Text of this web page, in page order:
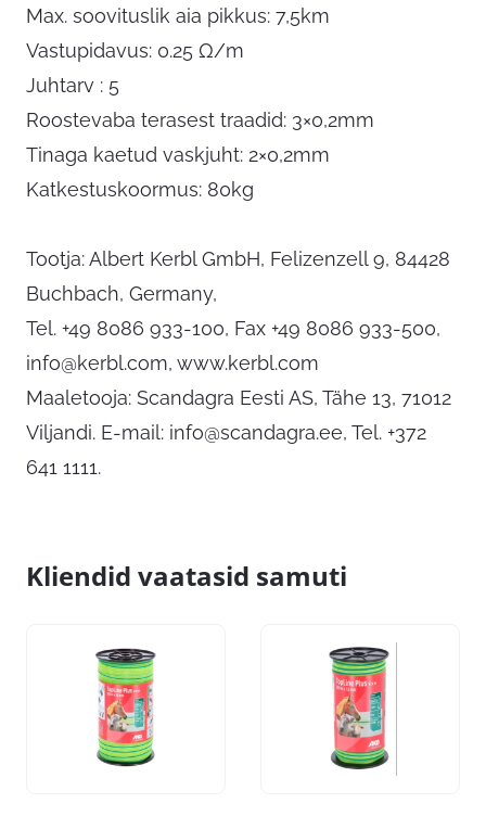
Max. soovituslik aia pikkus: 7,5km
Vastupidavus: 0.25 Ω/m
Juhtarv : 5
Roostevaba terasest traadid: 3×0,2mm
Tinaga kaetud vaskjuht: 2×0,2mm
Katkestuskoormus: 80kg
Tootja: Albert Kerbl GmbH, Felizenzell 9, 84428
Buchbach, Germany,
Tel. +49 8086 933-100, Fax +49 8086 933-500,
info@kerbl.com, www.kerbl.com
Maaletooja: Scandagra Eesti AS, Tähe 13, 71012
Viljandi. E-mail: info@scandagra.ee, Tel. +372
641 1111.
Kliendid vaatasid samuti